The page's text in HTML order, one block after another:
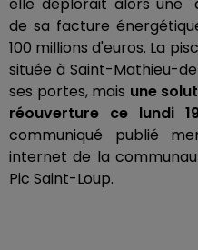
de sa facture
100 millions d'euros. La
située à Saint-Mathieu-
ses portes, mais une
réouverture ce lundi
communiqué publié
internet de la
Pic Saint-Loup.